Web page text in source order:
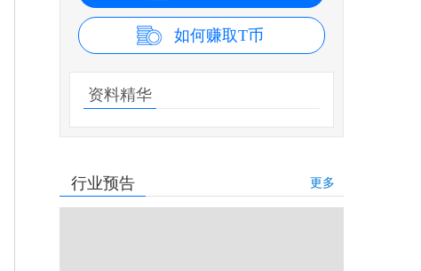
如何赚取T币
资料精华
行业预告 更多